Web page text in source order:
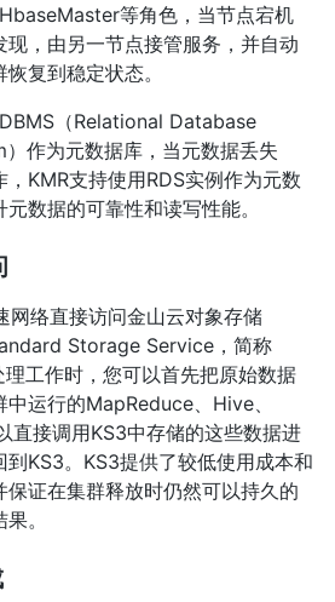
等角色，当节点宕机
现，由另一节点接管服务，并自动
复到稳定状态。
（Relational Database
作为元数据库，当元数据丢失
KMR支持使用RDS实例作为元数
数据的可靠性和读写性能。
网络直接访问金山云对象存储
Storage Service，简称
工作时，您可以首先把原始数据
运行的MapReduce、Hive、
直接调用KS3中存储的这些数据进
KS3。KS3提供了较低使用成本和
证在集群释放时仍然可以持久的
。